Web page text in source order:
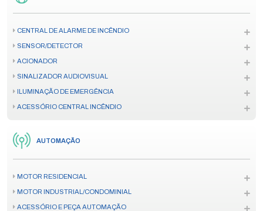
CENTRAL DE ALARME DE INCÊNDIO
SENSOR/DETECTOR
ACIONADOR
SINALIZADOR AUDIOVISUAL
ILUMINAÇÃO DE EMERGÊNCIA
ACESSÓRIO CENTRAL INCÊNDIO
AUTOMAÇÃO
MOTOR RESIDENCIAL
MOTOR INDUSTRIAL/CONDOMINIAL
ACESSÓRIO E PEÇA AUTOMAÇÃO